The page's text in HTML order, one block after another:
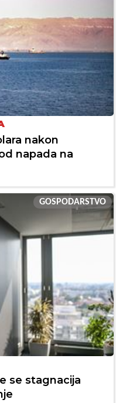
nakon
napada na
GOSPODARSTVO
se stagnacija